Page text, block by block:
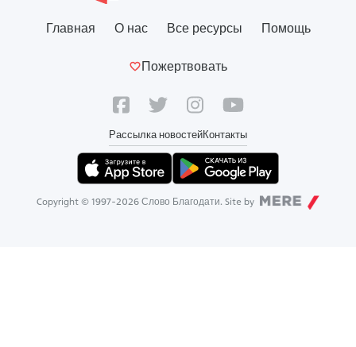
Главная О нас Все ресурсы Помощь
Пожертвовать
Рассылка новостейКонтакты
Copyright © 1997-2026 Слово Благодати. Site by